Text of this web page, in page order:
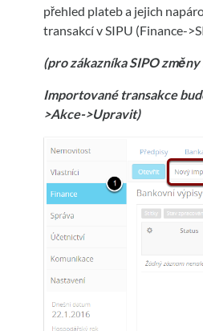
přehled plateb a jejich
transakcí v SIPU (Finance-
(pro zákazníka SIPO změny
Importované transakce
>Akce->Upravit)